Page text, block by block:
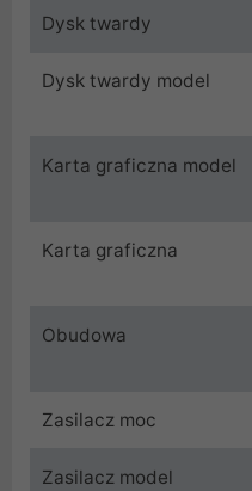
Dysk twardy
Dysk twardy model
Karta graficzna model
Karta graficzna
Obudowa
Zasilacz moc
Zasilacz model